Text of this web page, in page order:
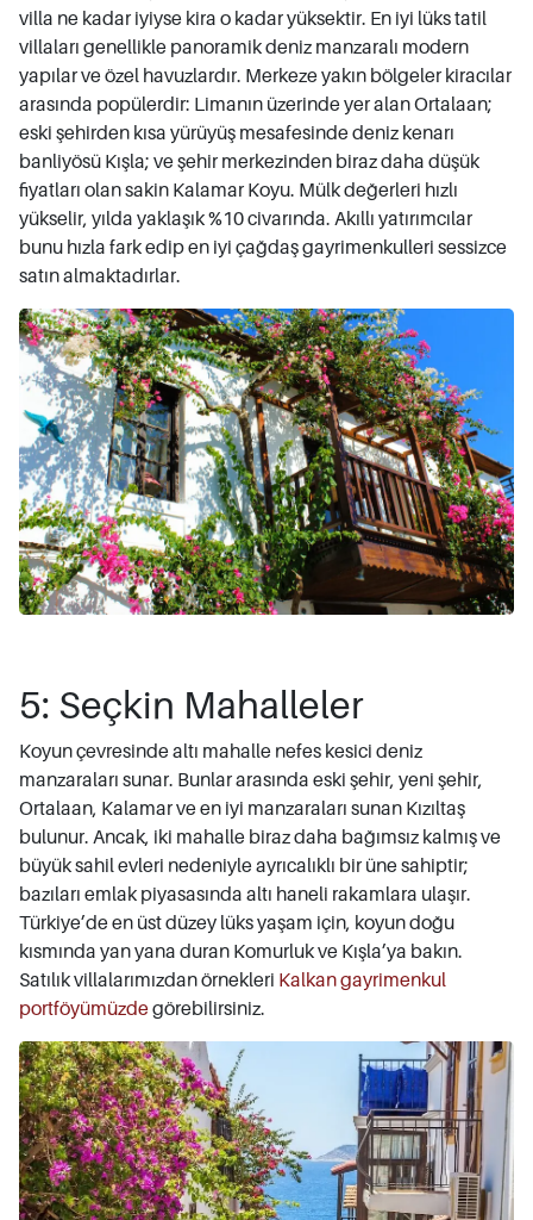
villa ne kadar iyiyse kira o kadar yüksektir. En iyi lüks tatil
villaları genellikle panoramik deniz manzaralı modern
yapılar ve özel havuzlardır. Merkeze yakın bölgeler kiracılar
arasında popülerdir: Limanın üzerinde yer alan Ortalaan;
eski şehirden kısa yürüyüş mesafesinde deniz kenarı
banliyösü Kışla; ve şehir merkezinden biraz daha düşük
fiyatları olan sakin Kalamar Koyu. Mülk değerleri hızlı
yükselir, yılda yaklaşık %10 civarında. Akıllı yatırımcılar
bunu hızla fark edip en iyi çağdaş gayrimenkulleri sessizce
satın almaktadırlar.
5: Seçkin Mahalleler
Koyun çevresinde altı mahalle nefes kesici deniz
manzaraları sunar. Bunlar arasında eski şehir, yeni şehir,
Ortalaan, Kalamar ve en iyi manzaraları sunan Kızıltaş
bulunur. Ancak, iki mahalle biraz daha bağımsız kalmış ve
büyük sahil evleri nedeniyle ayrıcalıklı bir üne sahiptir;
bazıları emlak piyasasında altı haneli rakamlara ulaşır.
Türkiye’de en üst düzey lüks yaşam için, koyun doğu
kısmında yan yana duran Komurluk ve Kışla’ya bakın.
Satılık villalarımızdan örnekleri Kalkan gayrimenkul
portföyümüzdegörebilirsiniz.